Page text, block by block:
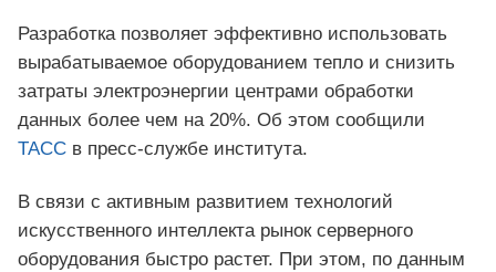
Разработка позволяет эффективно использовать
вырабатываемое оборудованием тепло и снизить
затраты электроэнергии центрами обработки
данных более чем на 20%. Об этом сообщили
ТАСС в пресс-службе института.
В связи с активным развитием технологий
искусственного интеллекта рынок серверного
оборудования быстро растет. При этом, по данным